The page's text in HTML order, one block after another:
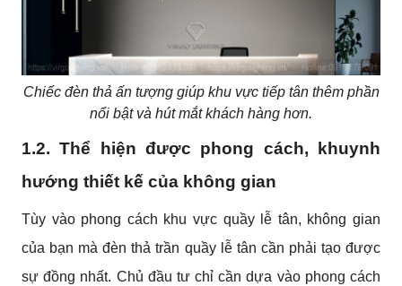
Chiếc đèn thả ấn tượng giúp khu vực tiếp tân thêm phần
nổi bật và hút mắt khách hàng hơn.
1.2. Thể hiện được phong cách, khuynh
hướng thiết kế của không gian
Tùy vào phong cách khu vực quầy lễ tân, không gian
của bạn mà đèn thả trần quầy lễ tân cần phải tạo được
sự đồng nhất. Chủ đầu tư chỉ cần dựa vào phong cách